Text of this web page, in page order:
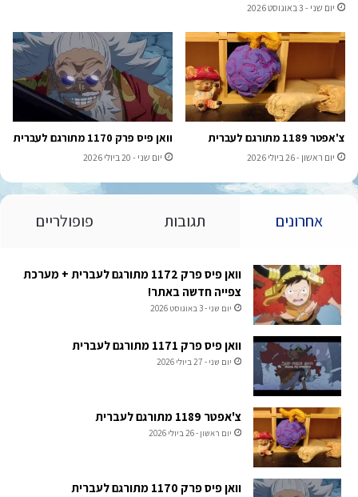
יום שני - 3 באוגוסט 2026
צ'אפטר 1189 מתורגם לעברית
יום ראשון - 26 ביולי 2026
וואן פיס פרק 1170 מתורגם לעברית
יום שני - 20 ביולי 2026
אחרונים תגובות פופולריים
וואן פיס פרק 1172 מתורגם לעברית + מערכת
צפייה חדשה באתר!
יום שני - 3 באוגוסט 2026
וואן פיס פרק 1171 מתורגם לעברית
יום שני - 27 ביולי 2026
צ'אפטר 1189 מתורגם לעברית
יום ראשון - 26 ביולי 2026
וואן פיס פרק 1170 מתורגם לעברית